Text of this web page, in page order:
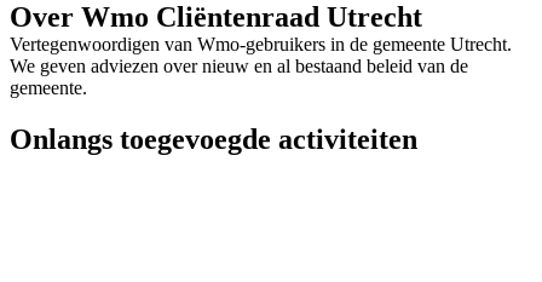
Over Wmo Cliëntenraad Utrecht
Vertegenwoordigen van Wmo-gebruikers in de gemeente Utrecht.
We geven adviezen over nieuw en al bestaand beleid van de
gemeente.
Onlangs toegevoegde activiteiten